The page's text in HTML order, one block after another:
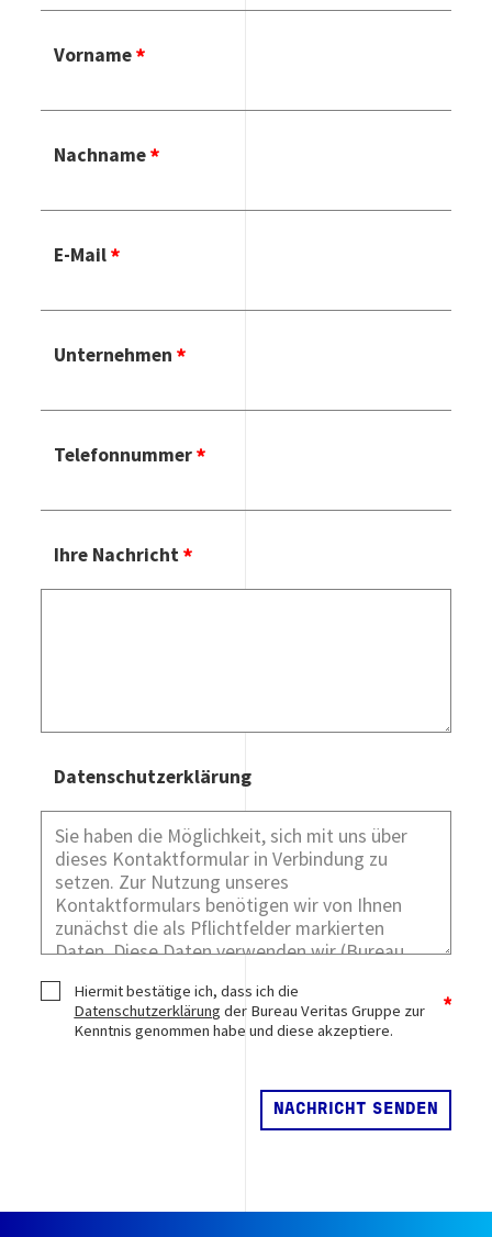
Vorname
Nachname
E-Mail
Unternehmen
Telefonnummer
Ihre Nachricht
Datenschutzerklärung
Hiermit bestätige ich, dass ich die
Datenschutzerklärung der Bureau Veritas Gruppe zur
Kenntnis genommen habe und diese akzeptiere.